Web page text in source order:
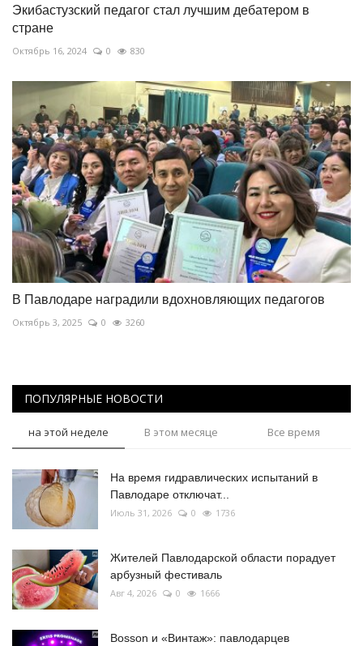
Экибастузский педагог стал лучшим дебатером в
стране
Октябрь 16, 2024 0 830
В Павлодаре наградили вдохновляющих педагогов
Октябрь 3, 2025 0 3260
ПОПУЛЯРНЫЕ НОВОСТИ
на этой неделе В этом месяце Все время
На время гидравлических испытаний в
Павлодаре отключат...
Июль 31, 2026 0 1736
Жителей Павлодарской области порадует
арбузный фестиваль
Авг 4, 2026 0 1666
Bosson и «Винтаж»: павлодарцев